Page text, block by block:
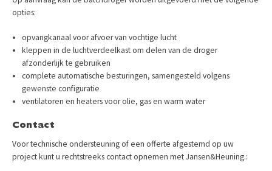
opties:
opvangkanaal voor afvoer van vochtige lucht
kleppen in de luchtverdeelkast om delen van de droger
afzonderlijk te gebruiken
complete automatische besturingen, samengesteld volgens
gewenste configuratie
ventilatoren en heaters voor olie, gas en warm water
Contact
Voor technische ondersteuning of een offerte afgestemd op uw
project kunt u rechtstreeks contact opnemen met Jansen&Heuning.: